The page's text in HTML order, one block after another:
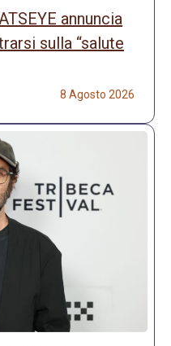
annuncia
sulla “salute
8 Agosto 2026